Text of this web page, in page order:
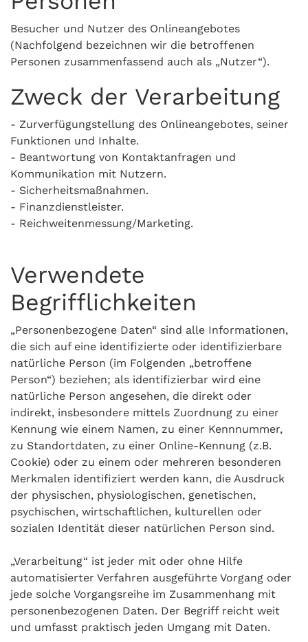
Besucher und Nutzer des Onlineangebotes
(Nachfolgend bezeichnen wir die betroffenen
Personen zusammenfassend auch als „Nutzer“).
Zweck der Verarbeitung
- Zurverfügungstellung des Onlineangebotes, seiner
Funktionen und Inhalte.
- Beantwortung von Kontaktanfragen und
Kommunikation mit Nutzern.
- Sicherheitsmaßnahmen.
- Finanzdienstleister.
- Reichweitenmessung/Marketing.
Verwendete
Begrifflichkeiten
„Personenbezogene Daten“ sind alle Informationen,
die sich auf eine identifizierte oder identifizierbare
natürliche Person (im Folgenden „betroffene
Person“) beziehen; als identifizierbar wird eine
natürliche Person angesehen, die direkt oder
indirekt, insbesondere mittels Zuordnung zu einer
Kennung wie einem Namen, zu einer Kennnummer,
zu Standortdaten, zu einer Online-Kennung (z.B.
Cookie) oder zu einem oder mehreren besonderen
Merkmalen identifiziert werden kann, die Ausdruck
der physischen, physiologischen, genetischen,
psychischen, wirtschaftlichen, kulturellen oder
sozialen Identität dieser natürlichen Person sind.
„Verarbeitung“ ist jeder mit oder ohne Hilfe
automatisierter Verfahren ausgeführte Vorgang oder
jede solche Vorgangsreihe im Zusammenhang mit
personenbezogenen Daten. Der Begriff reicht weit
und umfasst praktisch jeden Umgang mit Daten.